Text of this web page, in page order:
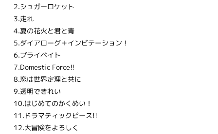
2.シュガーロケット
3.走れ
4.夏の花火と君と青
5.ダイアローグ＋インビテーション！
6.プライベイト
7.Domestic Force!!
8.恋は世界定理と共に
9.透明できれい
10.はじめてのかくめい！
11.ドラマティックピース!!
12.大冒険をよろしく